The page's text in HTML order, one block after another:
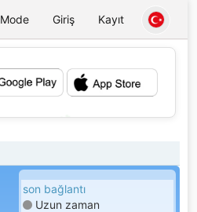
Mode Giriş Kayıt
💕
son bağlantı
Uzun zaman